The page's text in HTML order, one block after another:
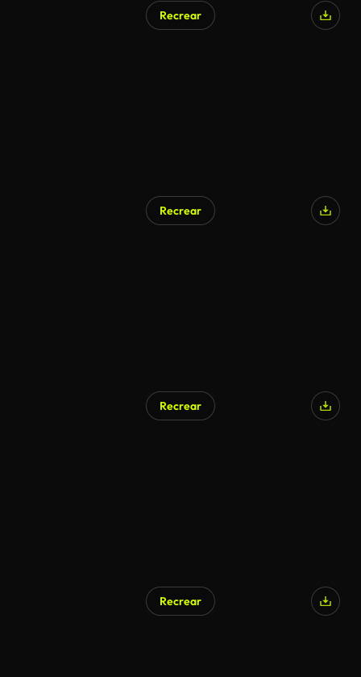
Recrear
Recrear
Recrear
Recrear